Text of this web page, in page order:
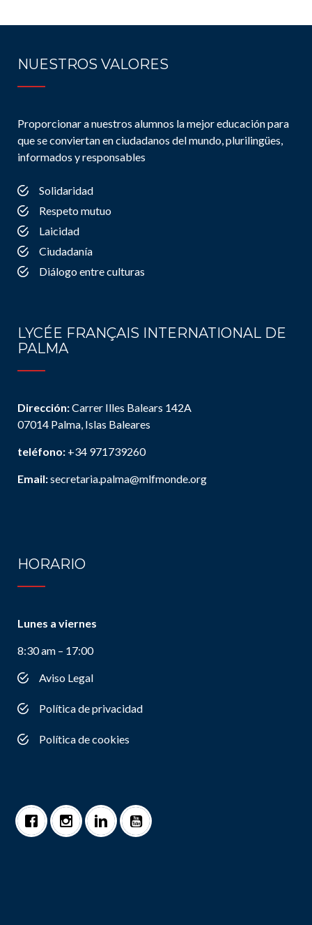
NUESTROS VALORES
Proporcionar a nuestros alumnos la mejor educación para
que se conviertan en ciudadanos del mundo, plurilingües,
informados y responsables
Solidaridad
Respeto mutuo
Laicidad
Ciudadanía
Diálogo entre culturas
LYCÉE FRANÇAIS INTERNATIONAL DE
PALMA
Dirección:Carrer Illes Balears 142A
07014 Palma, Islas Baleares
teléfono: +34 971739260
Email:secretaria.palma@mlfmonde.org
HORARIO
Lunes a viernes
8:30 am – 17:00
Aviso Legal
Política de privacidad
Política de cookies